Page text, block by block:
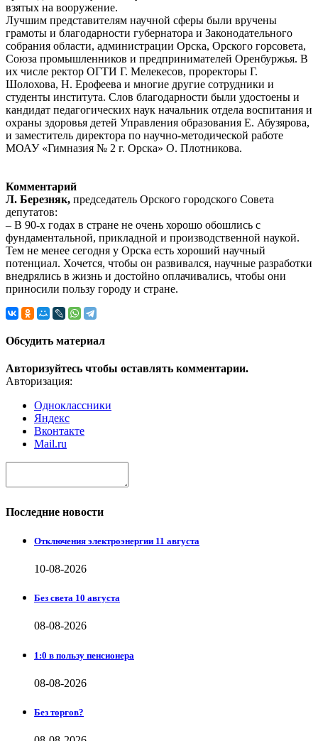
взятых на вооружение.
Лучшим представителям научной сферы были вручены
грамоты и благодарности губернатора и Законодательного
собрания области, администрации Орска, Орского горсовета,
Союза промышленников и предпринимателей Оренбуржья. В
их числе ректор ОГТИ Г. Мелекесов, проректоры Г.
Шолохова, Н. Ерофеева и многие другие сотрудники и
студенты института. Слов благодарности были удостоены и
кандидат педагогических наук начальник отдела воспитания и
охраны здоровья детей Управления образования Е. Абузярова,
и заместитель директора по научно-методической работе
МОАУ «Гимназия № 2 г. Орска» О. Плотникова.
Комментарий
Л. Березняк, председатель Орского городского Совета
депутатов:
– В 90-х годах в стране не очень хорошо обошлись с
фундаментальной, прикладной и производственной наукой.
Тем не менее сегодня у Орска есть хороший научный
потенциал. Хочется, чтобы он развивался, научные разработки
внедрялись в жизнь и достойно оплачивались, чтобы они
приносили пользу городу и стране.
Обсудить материал
Авторизуйтесь чтобы оставлять комментарии.
Авторизация:
Одноклассники
Яндекс
Вконтакте
Mail.ru
Последние новости
Отключения электроэнергии 11 августа
10-08-2026
Без света 10 августа
08-08-2026
1:0 в пользу пенсионера
08-08-2026
Без торгов?